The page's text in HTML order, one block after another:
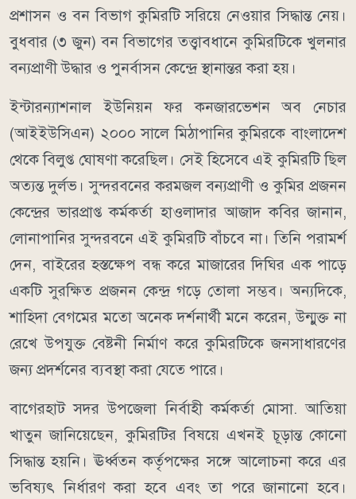
প্রশাসন ও বন বিভাগ কুমিরটি সরিয়ে নেওয়ার সিদ্ধান্ত নেয়।
বুধবার (৩ জুন) বন বিভাগের তত্ত্বাবধানে কুমিরটিকে খুলনার
বন্যপ্রাণী উদ্ধার ও পুনর্বাসন কেন্দ্রে স্থানান্তর করা হয়।
ইন্টারন্যাশনাল ইউনিয়ন ফর কনজারভেশন অব নেচার
(আইইউসিএন) ২০০০ সালে মিঠাপানির কুমিরকে বাংলাদেশ
থেকে বিলুপ্ত ঘোষণা করেছিল। সেই হিসেবে এই কুমিরটি ছিল
অত্যন্ত দুর্লভ। সুন্দরবনের করমজল বন্যপ্রাণী ও কুমির প্রজনন
কেন্দ্রের ভারপ্রাপ্ত কর্মকর্তা হাওলাদার আজাদ কবির জানান,
লোনাপানির সুন্দরবনে এই কুমিরটি বাঁচবে না। তিনি পরামর্শ
দেন, বাইরের হস্তক্ষেপ বন্ধ করে মাজারের দিঘির এক পাড়ে
একটি সুরক্ষিত প্রজনন কেন্দ্র গড়ে তোলা সম্ভব। অন্যদিকে,
শাহিদা বেগমের মতো অনেক দর্শনার্থী মনে করেন, উন্মুক্ত না
রেখে উপযুক্ত বেষ্টনী নির্মাণ করে কুমিরটিকে জনসাধারণের
জন্য প্রদর্শনের ব্যবস্থা করা যেতে পারে।
বাগেরহাট সদর উপজেলা নির্বাহী কর্মকর্তা মোসা. আতিয়া
খাতুন জানিয়েছেন, কুমিরটির বিষয়ে এখনই চূড়ান্ত কোনো
সিদ্ধান্ত হয়নি। ঊর্ধ্বতন কর্তৃপক্ষের সঙ্গে আলোচনা করে এর
ভবিষ্যৎ নির্ধারণ করা হবে এবং তা পরে জানানো হবে।